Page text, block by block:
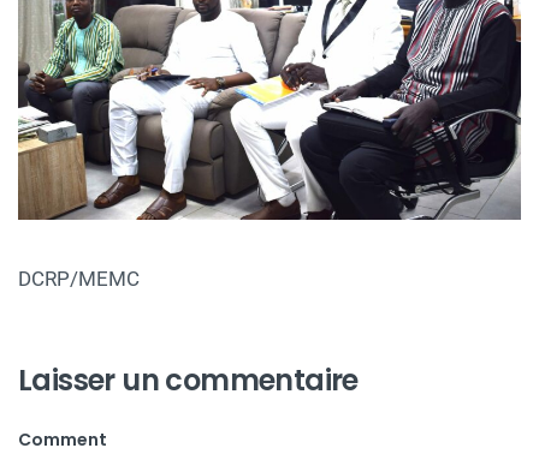
DCRP/MEMC
Laisser un commentaire
Comment